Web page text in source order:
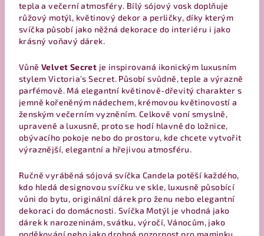
tepla a večerní atmosféry. Bílý sójový vosk doplňuje
růžový motýl, květinový dekor a perličky, díky kterým
svíčka působí jako něžná dekorace do interiéru i jako
krásný voňavý dárek.
Vůně Velvet Secret je inspirovaná ikonickým luxusním
stylem Victoria’s Secret. Působí svůdně, teple a výrazně
parfémově. Má elegantní květinově-dřevitý charakter s
jemně kořeněným nádechem, krémovou květinovostí a
ženským večerním vyzněním. Celkově voní smyslně,
upraveně a luxusně, proto se hodí hlavně do ložnice,
obývacího pokoje nebo do prostoru, kde chcete vytvořit
výraznější, elegantní a hřejivou atmosféru.
Ručně vyráběná sójová svíčka Candela potěší každého,
kdo hledá designovou svíčku ve skle, luxusně působící
vůni do bytu, originální dárek pro ženu nebo elegantní
dekoraci do domácnosti. Svíčka Motýl je vhodná jako
dárek k narozeninám, svátku, výročí, Vánocům, jako
poděkování nebo jako drobná pozornost pro maminku,